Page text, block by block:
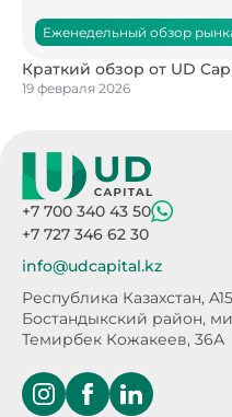
Еженедельный обзор
Краткий обзор от UD
19 февраля 2026
+7 700 340 43 50
+7 727 346 62 30
info@udcapital.kz
Республика Казахстан,
Бостандыкский район,
Темирбек Кожакеев, 36А